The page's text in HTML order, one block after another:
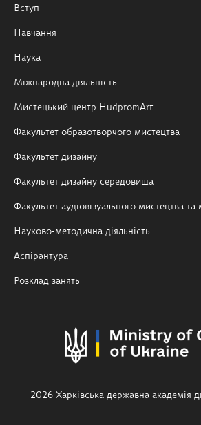
Вступ
Навчання
Наука
Міжнародна діяльність
Мистецький центр HudpromArt
Факультет образотворчого мистецтва
Факультет дизайну
Факультет дизайну середовища
Факультет аудіовізуального мистецтва та
Науково-методична діяльність
Аспірантура
Розклад занять
2026 Харківська державна академія